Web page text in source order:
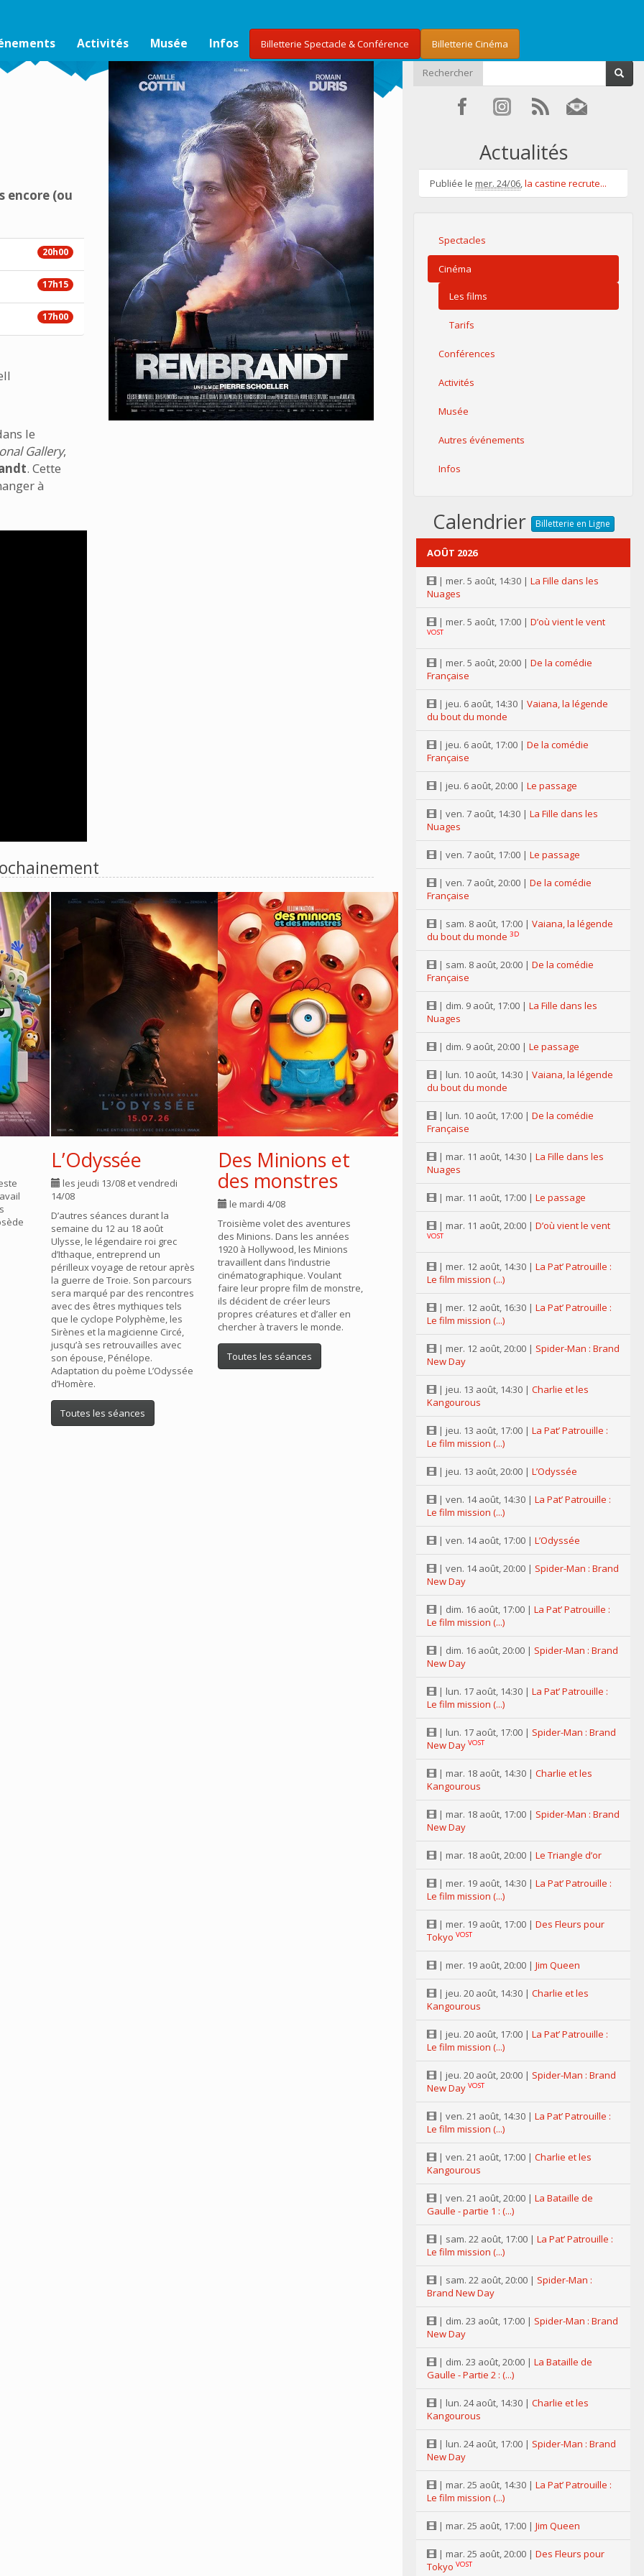
Activités Musée Infos Billetterie Spectacle & Conférence Billetterie Cinéma
encore (ou
20h00
17h15
17h00
le
Gallery,
. Cette
à
L’Odyssée
les jeudi 13/08 et vendredi
14/08
D’autres séances durant la
semaine du 12 au 18 août
Ulysse, le légendaire roi grec
d’Ithaque, entreprend un
périlleux voyage de retour après
la guerre de Troie. Son parcours
sera marqué par des rencontres
avec des êtres mythiques tels
que le cyclope Polyphème, les
Sirènes et la magicienne Circé,
jusqu’à ses retrouvailles avec
son épouse, Pénélope.
Adaptation du poème L’Odyssée
d’Homère.
Toutes les séances
Des Minions et
des monstres
le mardi 4/08
Troisième volet des aventures
des Minions. Dans les années
1920 à Hollywood, les Minions
travaillent dans l’industrie
cinématographique. Voulant
faire leur propre film de monstre,
ils décident de créer leurs
propres créatures et d’aller en
chercher à travers le monde.
Toutes les séances
Rechercher
Actualités
Publiée le mer. 24/06,la castine recrute...
Spectacles
Cinéma
Les films
Tarifs
Conférences
Activités
Musée
Autres événements
Infos
Calendrier Billetterie en Ligne
AOÛT 2026
| mer. 5 août, 14:30 | La Fille dans les
Nuages
| mer. 5 août, 17:00 | D’où vient le vent
VOST
| mer. 5 août, 20:00 | De la comédie
Française
| jeu. 6 août, 14:30 | Vaiana, la légende
du bout du monde
| jeu. 6 août, 17:00 | De la comédie
Française
| jeu. 6 août, 20:00 | Le passage
| ven. 7 août, 14:30 | La Fille dans les
Nuages
| ven. 7 août, 17:00 | Le passage
| ven. 7 août, 20:00 | De la comédie
Française
| sam. 8 août, 17:00 | Vaiana, la légende
du bout du monde 3D
| sam. 8 août, 20:00 | De la comédie
Française
| dim. 9 août, 17:00 | La Fille dans les
Nuages
| dim. 9 août, 20:00 | Le passage
| lun. 10 août, 14:30 | Vaiana, la légende
du bout du monde
| lun. 10 août, 17:00 | De la comédie
Française
| mar. 11 août, 14:30 | La Fille dans les
Nuages
| mar. 11 août, 17:00 | Le passage
| mar. 11 août, 20:00 | D’où vient le vent
VOST
| mer. 12 août, 14:30 | La Pat’ Patrouille :
Le film mission (...)
| mer. 12 août, 16:30 | La Pat’ Patrouille :
Le film mission (...)
| mer. 12 août, 20:00 | Spider-Man : Brand
New Day
| jeu. 13 août, 14:30 | Charlie et les
Kangourous
| jeu. 13 août, 17:00 | La Pat’ Patrouille :
Le film mission (...)
| jeu. 13 août, 20:00 | L’Odyssée
| ven. 14 août, 14:30 | La Pat’ Patrouille :
Le film mission (...)
| ven. 14 août, 17:00 | L’Odyssée
| ven. 14 août, 20:00 | Spider-Man : Brand
New Day
| dim. 16 août, 17:00 | La Pat’ Patrouille :
Le film mission (...)
| dim. 16 août, 20:00 | Spider-Man : Brand
New Day
| lun. 17 août, 14:30 | La Pat’ Patrouille :
Le film mission (...)
| lun. 17 août, 17:00 | Spider-Man : Brand
New Day VOST
| mar. 18 août, 14:30 | Charlie et les
Kangourous
| mar. 18 août, 17:00 | Spider-Man : Brand
New Day
| mar. 18 août, 20:00 | Le Triangle d’or
| mer. 19 août, 14:30 | La Pat’ Patrouille :
Le film mission (...)
| mer. 19 août, 17:00 | Des Fleurs pour
Tokyo VOST
| mer. 19 août, 20:00 | Jim Queen
| jeu. 20 août, 14:30 | Charlie et les
Kangourous
| jeu. 20 août, 17:00 | La Pat’ Patrouille :
Le film mission (...)
| jeu. 20 août, 20:00 | Spider-Man : Brand
New Day VOST
| ven. 21 août, 14:30 | La Pat’ Patrouille :
Le film mission (...)
| ven. 21 août, 17:00 | Charlie et les
Kangourous
| ven. 21 août, 20:00 | La Bataille de
Gaulle - partie 1 : (...)
| sam. 22 août, 17:00 | La Pat’ Patrouille :
Le film mission (...)
| sam. 22 août, 20:00 | Spider-Man :
Brand New Day
| dim. 23 août, 17:00 | Spider-Man : Brand
New Day
| dim. 23 août, 20:00 | La Bataille de
Gaulle - Partie 2 : (...)
| lun. 24 août, 14:30 | Charlie et les
Kangourous
| lun. 24 août, 17:00 | Spider-Man : Brand
New Day
| mar. 25 août, 14:30 | La Pat’ Patrouille :
Le film mission (...)
| mar. 25 août, 17:00 | Jim Queen
| mar. 25 août, 20:00 | Des Fleurs pour
Tokyo VOST